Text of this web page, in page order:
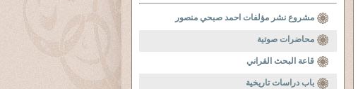
مشروع نشر مؤلفات احمد صبحي منصور
محاضرات صوتية
قاعة البحث القراني
باب دراسات تاريخية